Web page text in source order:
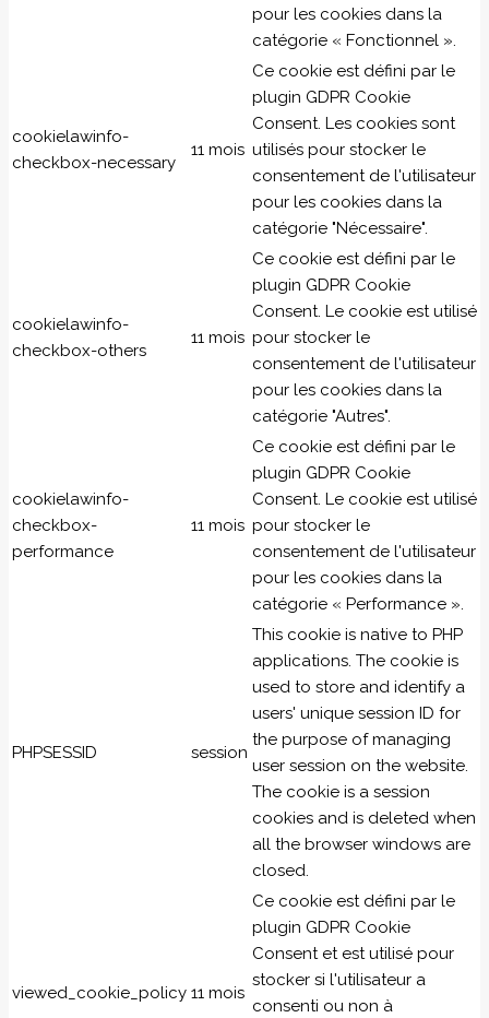
pour les cookies dans la
catégorie « Fonctionnel ».
cookielawinfo-
checkbox-necessary
11 mois
Ce cookie est défini par le
plugin GDPR Cookie
Consent. Les cookies sont
utilisés pour stocker le
consentement de l'utilisateur
pour les cookies dans la
catégorie "Nécessaire".
cookielawinfo-
checkbox-others
11 mois
Ce cookie est défini par le
plugin GDPR Cookie
Consent. Le cookie est utilisé
pour stocker le
consentement de l'utilisateur
pour les cookies dans la
catégorie "Autres".
cookielawinfo-
checkbox-
performance
11 mois
Ce cookie est défini par le
plugin GDPR Cookie
Consent. Le cookie est utilisé
pour stocker le
consentement de l'utilisateur
pour les cookies dans la
catégorie « Performance ».
PHPSESSID session
This cookie is native to PHP
applications. The cookie is
used to store and identify a
users' unique session ID for
the purpose of managing
user session on the website.
The cookie is a session
cookies and is deleted when
all the browser windows are
closed.
viewed_cookie_policy 11 mois
Ce cookie est défini par le
plugin GDPR Cookie
Consent et est utilisé pour
stocker si l'utilisateur a
consenti ou non à